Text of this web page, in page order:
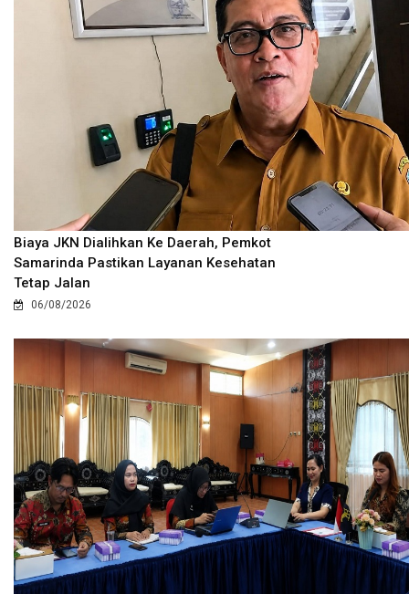
Biaya JKN Dialihkan Ke Daerah, Pemkot
Samarinda Pastikan Layanan Kesehatan
Tetap Jalan
06/08/2026